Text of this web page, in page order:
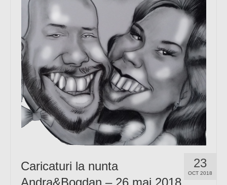
23
OCT 2018
Caricaturi la nunta